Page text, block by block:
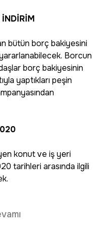
bütün borç bakiyesini
Borcun
borç bakiyesinin
yaptıkları peşin
konut ve iş yeri
tarihleri arasında ilgili